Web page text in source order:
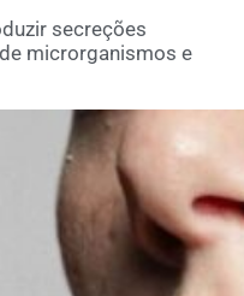
secreções
microrganismos e